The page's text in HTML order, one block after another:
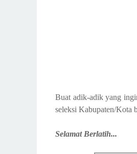
Buat adik-adik yang
seleksi Kabupaten/Kota
Selamat Berlatih...